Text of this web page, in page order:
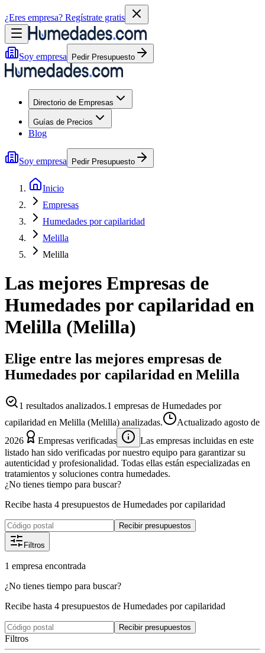
¿Eres empresa? Regístrate gratis
Soy empresa Pedir Presupuesto
Directorio de Empresas
Guías de Precios
Blog
Soy empresa Pedir Presupuesto
Inicio
Empresas
Humedades por capilaridad
Melilla
Melilla
Las mejores Empresas de
Humedades por capilaridad en
Melilla (Melilla)
Elige entre las mejores empresas de
Humedades por capilaridad en Melilla
1 resultados analizados.1 empresas de Humedades por
capilaridad en Melilla (Melilla) analizadas.
Actualizado agosto de
2026
Empresas verificadas
Las empresas incluidas en este
listado han sido verificadas por nuestro equipo para garantizar su
autenticidad y profesionalidad. Todas ellas están especializadas en
tratamientos y soluciones contra humedades.
¿No tienes tiempo para buscar?
Recibe hasta 4 presupuestos de Humedades por capilaridad
Recibir presupuestos
Filtros
1 empresa encontrada
¿No tienes tiempo para buscar?
Recibe hasta 4 presupuestos de Humedades por capilaridad
Recibir presupuestos
Filtros